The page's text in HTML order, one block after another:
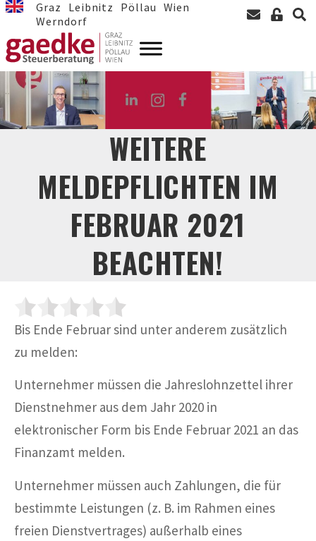
Graz Leibnitz Pöllau Wien
Werndorf
WEITERE
MELDEPFLICHTEN IM
FEBRUAR 2021
BEACHTEN!
Bis Ende Februar sind unter anderem zusätzlich
zu melden:
Unternehmer müssen die Jahreslohnzettel ihrer
Dienstnehmer aus dem Jahr 2020 in
elektronischer Form bis Ende Februar 2021 an das
Finanzamt melden.
Unternehmer müssen auch Zahlungen, die für
bestimmte Leistungen (z. B. im Rahmen eines
freien Dienstvertrages) außerhalb eines